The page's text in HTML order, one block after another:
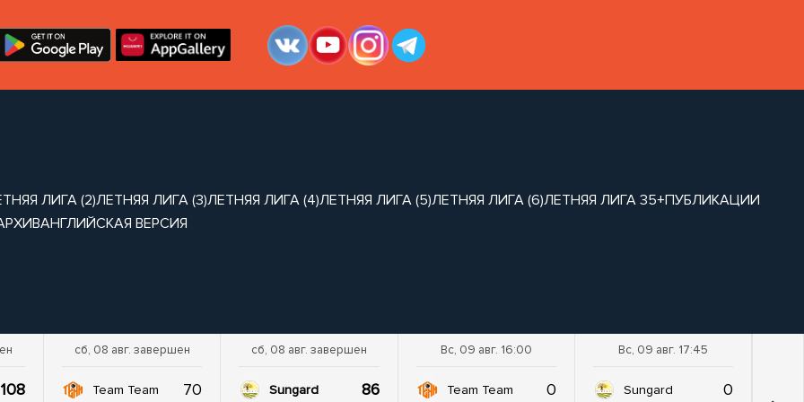
ЛИГА (2)ЛЕТНЯЯ ЛИГА (3)ЛЕТНЯЯ ЛИГА (4)ЛЕТНЯЯ ЛИГА (5)ЛЕТНЯЯ ЛИГА (6)ЛЕТНЯЯ ЛИГА 35+ПУБЛИКАЦИИ
АНГЛИЙСКАЯ ВЕРСИЯ
108
сб, 08 авг. завершен
Team Team 70
сб, 08 авг. завершен
Sungard 86
Вс, 09 авг. 16:00
Team Team 0
Вс, 09 авг. 17:45
Sungard 0